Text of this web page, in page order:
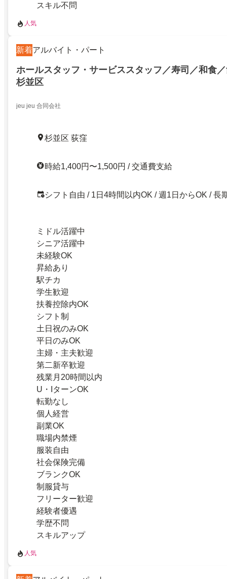
スキル不問
人気
新着アルバイト・パート
ホールスタッフ・サービススタッフ／寿司／和食
杉並区
jeu jeu 合同会社
杉並区 荻窪
時給1,400円〜1,500円 / 交通費支給
シフト自由 / 1日4時間以内OK / 週1日からOK / 長
ミドル活躍中
シニア活躍中
未経験OK
昇給あり
駅チカ
学生歓迎
扶養控除内OK
シフト制
土日祝のみOK
平日のみOK
主婦・主夫歓迎
第二新卒歓迎
残業月20時間以内
U・IターンOK
転勤なし
個人経営
副業OK
職場内禁煙
服装自由
社会保険完備
ブランクOK
制服貸与
フリーター歓迎
経験者優遇
学歴不問
スキルアップ
人気